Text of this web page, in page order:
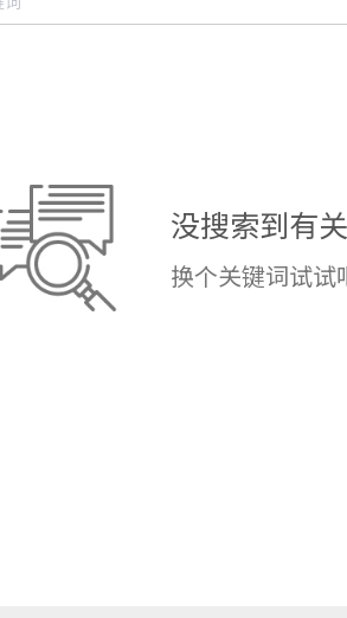
没搜索到有关
换个关键词试试